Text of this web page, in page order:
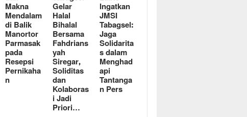
Makna
Mendalam
di Balik
Manortor
Parmasak
pada
Resepsi
Pernikaha
n
Gelar
Halal
Bihalal
Bersama
Fahdrians
yah
Siregar,
Soliditas
dan
Kolaboras
i Jadi
Priori…
Ingatkan
JMSI
Tabagsel:
Jaga
Solidarita
s dalam
Menghad
api
Tantanga
n Pers